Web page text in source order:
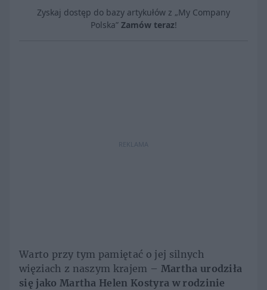
Zyskaj dostęp do bazy artykułów z „My Company
Polska” Zamów teraz!
REKLAMA
Warto przy tym pamiętać o jej silnych
więziach z naszym krajem – Martha urodziła
się jako Martha Helen Kostyra w rodzinie